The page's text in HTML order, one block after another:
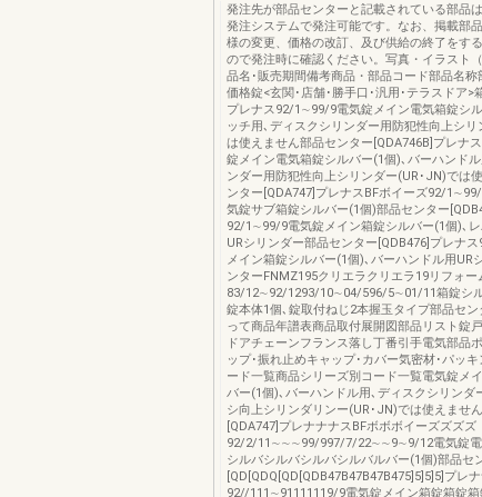
発注先が部品センターと記載されている部品
発注システムで発注可能です。なお、掲載部
様の変更、価格の改訂、及び供給の終了をす
ので発注時に確認ください。写真・イラスト
品名･販売期間備考商品・部品コード部品名称
価格錠<玄関･店舗･勝手口･汎用･テラスドア>
プレナス92/1∼99/9電気錠メイン電気箱錠シ
ッチ用､ディスクシリンダー用防犯性向上シ
は使えません部品センター[QDA746B]プレナ
錠メイン電気箱錠シルバー(1個)､バーハンド
ンダー用防犯性向上シリンダー(UR･JN)では
ンター[QDA747]プレナスBFボイーズ92/
気錠サブ箱錠シルバー(1個)部品センター
92/1∼99/9電気錠メイン箱錠シルバー(1個)､
URシリンダー部品センター[QDB476]プレナ
メイン箱錠シルバー(1個)､バーハンドル用UR
ンターFNMZ195クリエラクリエラ19リフォー
83/12∼92/1293/10∼04/596/5∼01/11箱錠シ
錠本体1個､錠取付ねじ2本握玉タイプ部品セ
って商品年譜表商品取付展開図部品リスト錠
ドアチェーンフランス落し丁番引手電気部品
ップ･振れ止めキャップ･カバー気密材･パッキ
ード一覧商品シリーズ別コード一覧電気錠メ
バー(1個)､バーハンドル用､ディスクシリンダ
シ向上シリンダリンー(UR･JN)では使えませ
[QDA747]プレナナナスBFボボボイーズズズズ
92/2/11∼∼∼99/997/7/22∼∼9∼9/12電気錠電
シルバシルバシルバシルバルバー(1個)部品セ
[QD[QDQ[QD[QDB47B47B47B475]5]5]5]プレ
92//111∼91111119/9電気錠メイン箱錠箱錠